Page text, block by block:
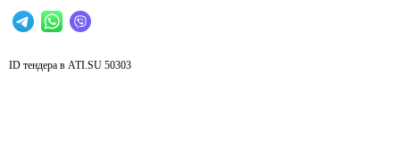
ID тендера в ATI.SU 50303